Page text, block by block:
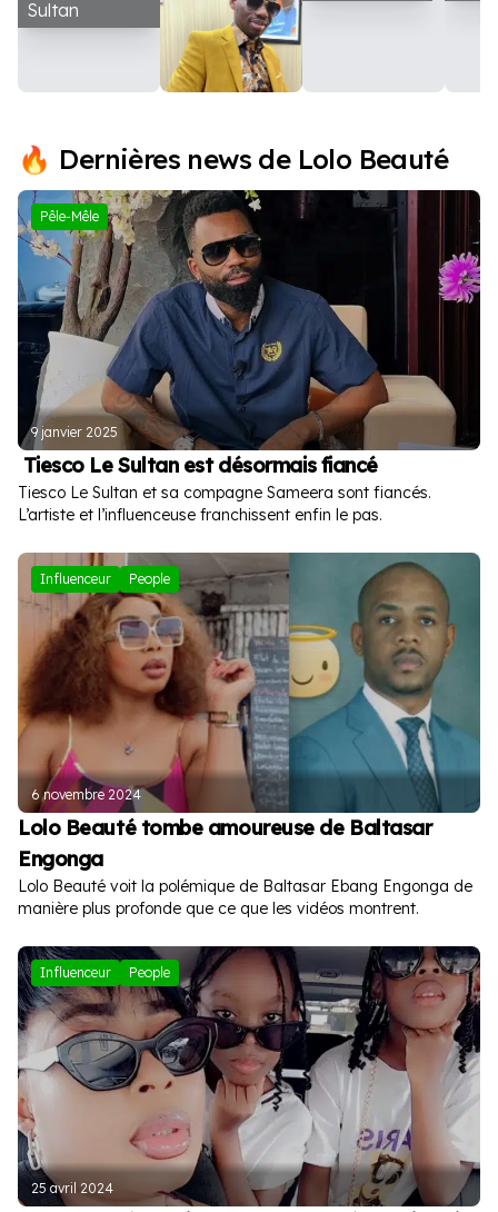
Sultan
Dernières news de Lolo Beauté
Pêle-Mêle
9 janvier 2025
Tiesco Le Sultan est désormais fiancé
Tiesco Le Sultan et sa compagne Sameera sont fiancés.
L’artiste et l’influenceuse franchissent enfin le pas.
Influenceur People
6 novembre 2024
Lolo Beauté tombe amoureuse de Baltasar
Engonga
Lolo Beauté voit la polémique de Baltasar Ebang Engonga de
manière plus profonde que ce que les vidéos montrent.
Influenceur People
25 avril 2024